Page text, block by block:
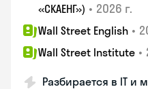
«СКАЕНГ») • 2026 г.
Wall Street English •
Wall Street Institute •
Разбирается в IT и